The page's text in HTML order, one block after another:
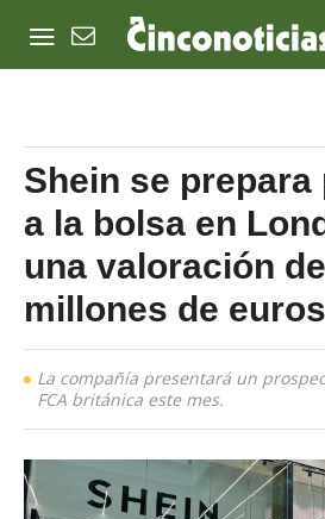
Shein se
a la bolsa en
una valoración
millones de euros
La compañía presentará un
FCA británica este mes.